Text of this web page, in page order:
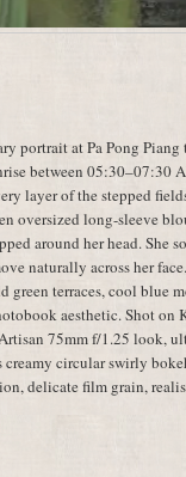
portrait at Pa Pong
between 05:30–07:30
layer of the stepped
oversized long-sleeve
around her head. She
naturally across her
green terraces, cool blue
aesthetic. Shot on
75mm f/1.25 look,
creamy circular swirly
delicate film grain,